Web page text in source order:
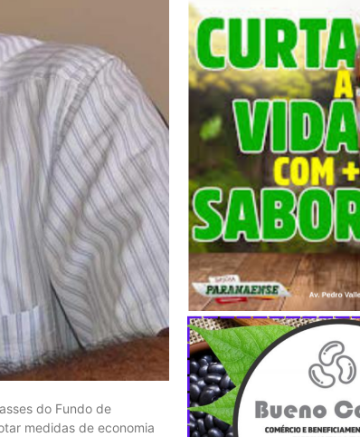
do Fundo de
medidas de economia